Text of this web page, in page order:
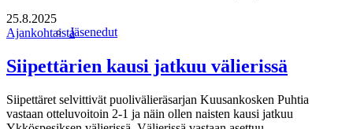
Jäsenedut
25.8.2025
Ajankohtaista
Siipettärien kausi jatkuu välierissä
Siipettäret selvittivät puolivälieräsarjan Kuusankosken Puhtia
vastaan otteluvoitoin 2-1 ja näin ollen naisten kausi jatkuu